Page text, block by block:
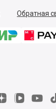
Обратная